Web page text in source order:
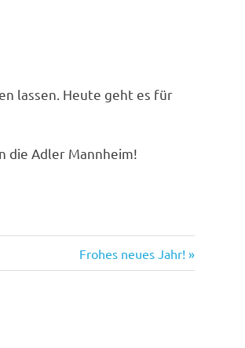
lassen. Heute geht es für
die Adler Mannheim!
Nächster
Beitrag:
Frohes neues Jahr!